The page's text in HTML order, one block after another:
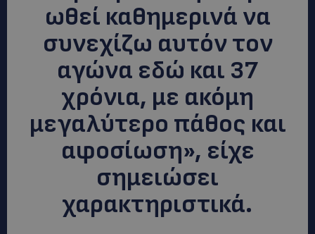
ωθεί καθημερινά να
συνεχίζω αυτόν τον
αγώνα εδώ και 37
χρόνια, με ακόμη
μεγαλύτερο πάθος και
αφοσίωση», είχε
σημειώσει
χαρακτηριστικά.